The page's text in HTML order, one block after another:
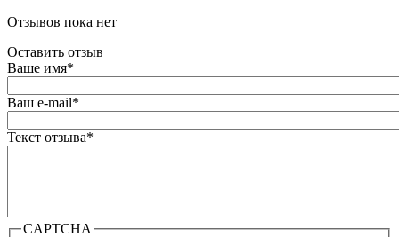
Отзывов пока нет
Оставить отзыв
Ваше имя*
Ваш e-mail*
Текст отзыва*
CAPTCHA